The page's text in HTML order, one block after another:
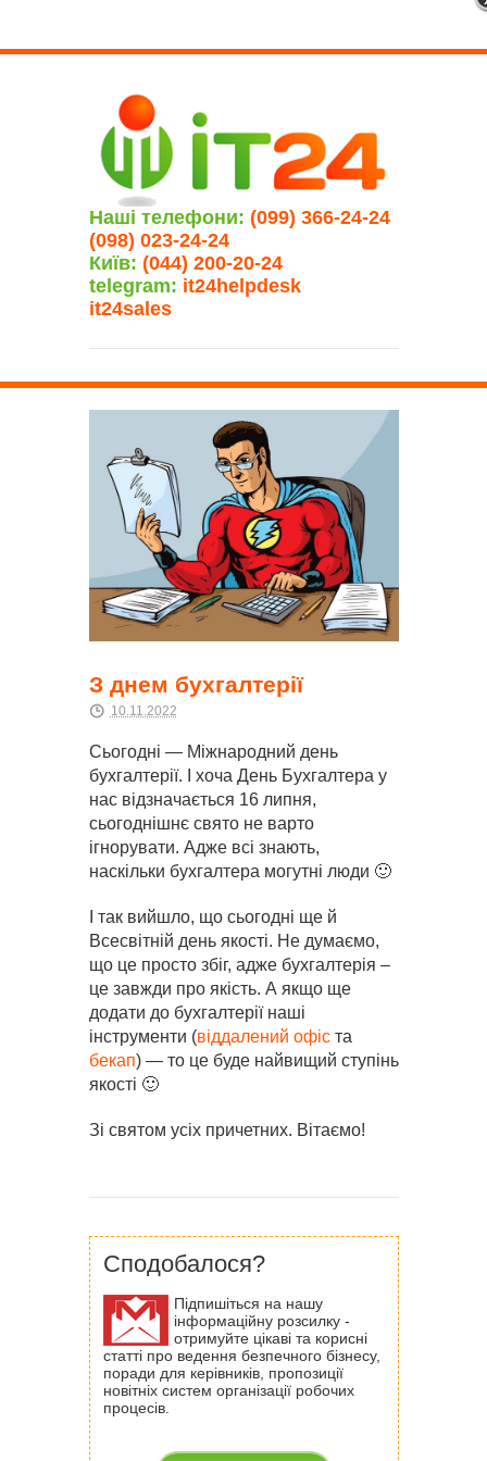
Наші телефони: (099) 366-24-24
(098) 023-24-24
Київ: (044) 200-20-24
telegram: it24helpdesk
it24sales
З днем бухгалтерії
10.11.2022
Сьогодні — Міжнародний день
бухгалтерії. І хоча День Бухгалтера у
нас відзначається 16 липня,
сьогоднішнє свято не варто
ігнорувати. Адже всі знають,
наскільки бухгалтера могутні люди 🙂
І так вийшло, що сьогодні ще й
Всесвітній день якості. Не думаємо,
що це просто збіг, адже бухгалтерія –
це завжди про якість. А якщо ще
додати до бухгалтерії наші
інструменти (віддалений офіста
бекап) — то це буде найвищий ступінь
якості 🙂
Зі святом усіх причетних. Вітаємо!
Сподобалося?
Підпишіться на нашу
інформаційну розсилку -
отримуйте цікаві та корисні
статті про ведення безпечного бізнесу,
поради для керівників, пропозиції
новітніх систем організації робочих
процесів.